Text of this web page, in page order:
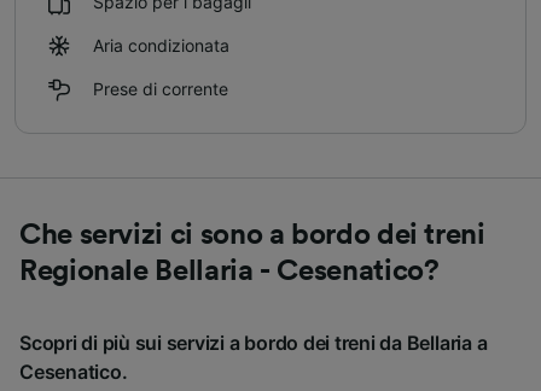
Aria condizionata
Prese di corrente
Che servizi ci sono a bordo dei treni
Regionale Bellaria - Cesenatico?
Scopri di più sui servizi a bordo dei treni da Bellaria a
Cesenatico.